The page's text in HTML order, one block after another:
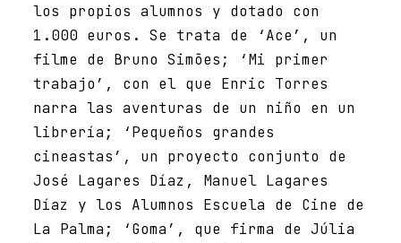
los propios alumnos y dotado con
1.000 euros. Se trata de ‘Ace’, un
filme de Bruno Simões; ‘Mi primer
trabajo’, con el que Enric Torres
narra las aventuras de un niño en un
librería; ‘Pequeños grandes
cineastas’, un proyecto conjunto de
José Lagares Díaz, Manuel Lagares
Díaz y los Alumnos Escuela de Cine de
La Palma; ‘Goma’, que firma de Júlia